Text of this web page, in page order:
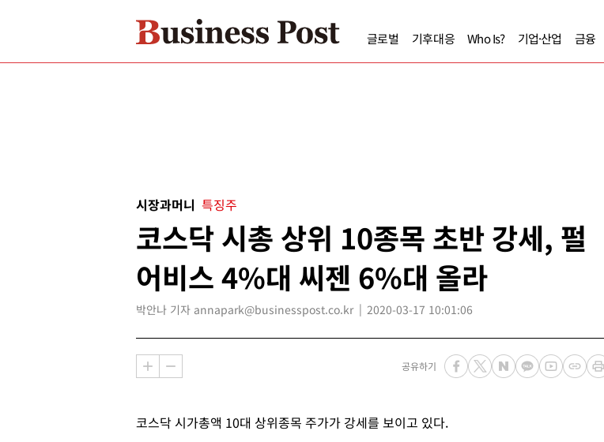
글로벌 기후대응 Who Is? 기업·산업 금융
시장과머니 특징주
코스닥 시총 상위 10종목 초반 강세, 펄
어비스 4%대 씨젠 6%대 올라
박안나 기자 annapark@businesspost.co.kr 2020-03-17 10:01:06
공유하기
코스닥 시가총액 10대 상위종목 주가가 강세를 보이고 있다.